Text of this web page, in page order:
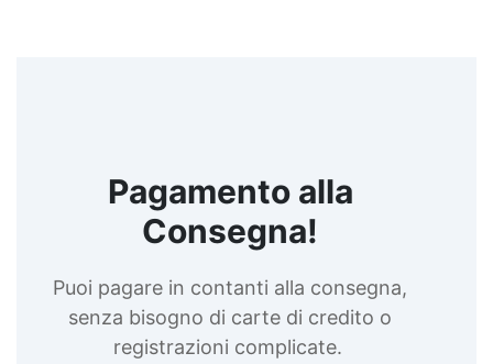
Pagamento alla
Consegna!
Puoi pagare in contanti alla consegna,
senza bisogno di carte di credito o
registrazioni complicate.